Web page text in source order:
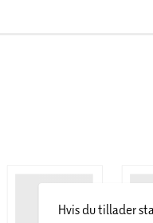
Hvis du tillader